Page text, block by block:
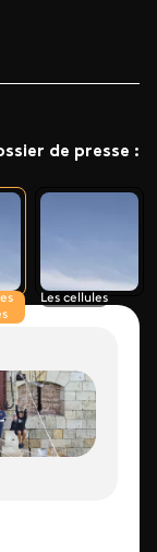
de presse :
Les cellules